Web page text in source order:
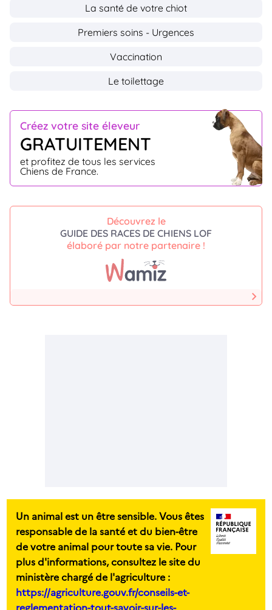
Créez votre site éleveur
GRATUITEMENT
et profitez de tous les services
Chiens de France.
Découvrez le
GUIDE DES RACES DE CHIENS LOF
élaboré par notre partenaire !
La santé de votre chiot
Premiers soins - Urgences
Vaccination
Le toilettage
Un animal est un être sensible. Vous êtes
responsable de la santé et du bien-être
de votre animal pour toute sa vie. Pour
plus d'informations, consultez le site du
ministère chargé de l'agriculture :
https://agriculture.gouv.fr/conseils-et-
reglementation-tout-savoir-sur-les-